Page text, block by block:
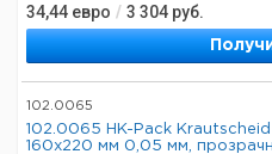
34,44 евро / 3 304 руб.
102.0065
102.0065 HK-Pack
160x220 мм 0,05 мм,